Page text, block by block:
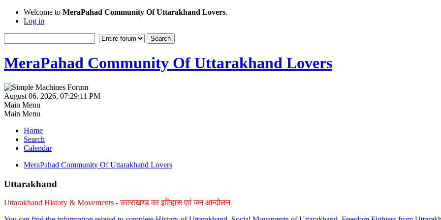
Welcome to MeraPahad Community Of Uttarakhand Lovers.
Log in
MeraPahad Community Of Uttarakhand Lovers
August 06, 2026, 07:29:11 PM
Main Menu
Main Menu
Home
Search
Calendar
MeraPahad Community Of Uttarakhand Lovers
Uttarakhand
Uttarakhand History & Movements - उत्तराखण्ड का इतिहास एवं जन आन्दोलन